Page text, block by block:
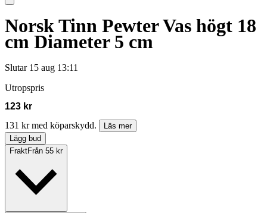
Norsk Tinn Pewter Vas högt 18
cm Diameter 5 cm
Slutar 15 aug 13:11
Utropspris
123 kr
131 kr med köparskydd.
Läs mer
Lägg bud
FraktFrån 55 kr